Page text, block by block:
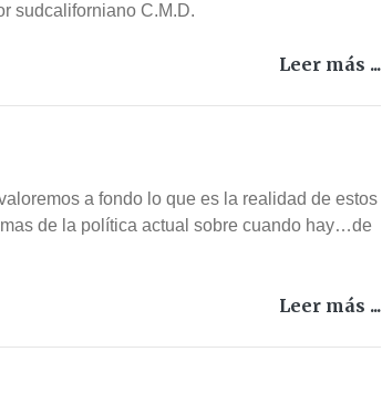
sudcaliforniano C.M.D.
Leer más ...
a fondo lo que es la realidad de estos
de la política actual sobre cuando hay…de
Leer más ...